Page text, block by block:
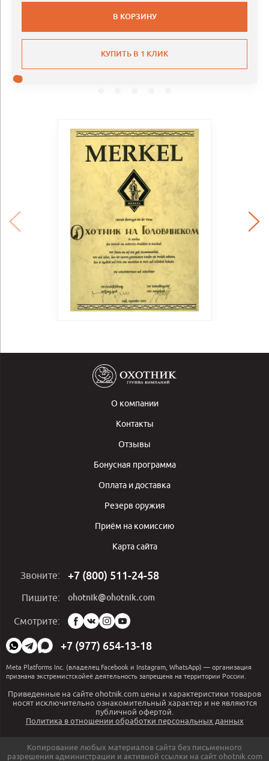
В КОРЗИНУ
КУПИТЬ В 1 КЛИК
О компании
Контакты
Отзывы
Бонусная программа
Оплата и доставка
Резерв оружия
Приём на комиссию
Карта сайта
Звоните: +7 (800) 511-24-58
Пишите: ohotnik@ohotnik.com
Смотрите:
Мы
в
социальных
сетях:
+7 (977) 654-13-18
Meta Platforms Inc. (владелец Facebook и Instagram, WhatsApp) — организация
признана экстремистскойеё деятельность запрещена на территории России.
Приведенные на сайте ohotnik.com цены и характеристики товаров
носят исключительно ознакомительный характер и не являются
публичной офертой.
Политика в отношении обработки персональных данных
Копирование любых материалов сайта без письменного
разрешения администрации и активной ссылки на сайт ohotnik.com